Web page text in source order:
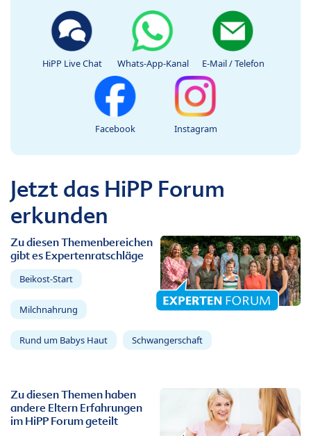
HiPP Live Chat Whats-App-Kanal E-Mail / Telefon
Facebook Instagram
Jetzt das HiPP Forum
erkunden
Zu diesen Themenbereichen
gibt es Expertenratschläge
Beikost-Start
Milchnahrung
Rund um Babys Haut Schwangerschaft
Zu diesen Themen haben
andere Eltern Erfahrungen
im HiPP Forum geteilt